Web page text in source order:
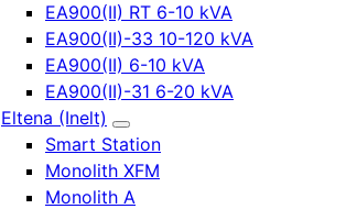
EA900(II) RT 6-10 kVA
EA900(II)-33 10-120 kVA
EA900(II) 6-10 kVA
EA900(II)-31 6-20 kVA
Eltena (Inelt)
Smart Station
Monolith XFM
Monolith A